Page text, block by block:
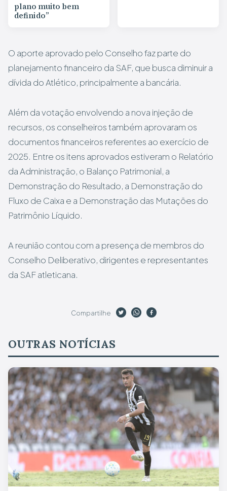
plano muito bem
definido”
O aporte aprovado pelo Conselho faz parte do
planejamento financeiro da SAF, que busca diminuir a
dívida do Atlético, principalmente a bancária.
Além da votação envolvendo a nova injeção de
recursos, os conselheiros também aprovaram os
documentos financeiros referentes ao exercício de
2025. Entre os itens aprovados estiveram o Relatório
da Administração, o Balanço Patrimonial, a
Demonstração do Resultado, a Demonstração do
Fluxo de Caixa e a Demonstração das Mutações do
Patrimônio Líquido.
A reunião contou com a presença de membros do
Conselho Deliberativo, dirigentes e representantes
da SAF atleticana.
Compartilhe
OUTRAS NOTÍCIAS